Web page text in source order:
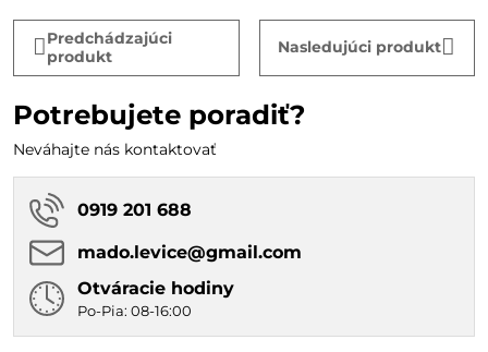
Predchádzajúci
produkt
Nasledujúci produkt
Potrebujete poradiť?
Neváhajte nás kontaktovať
0919 201 688
mado​.levice​@gmail​.com
Otváracie hodiny
Po-Pia: 08-16:00